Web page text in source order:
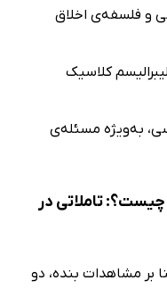
و فلسفه‌ی اخلاق
کلاسیک
به‌ویژه مسئله‌ی
تاملاتی در
مشاهدات بنده، دو